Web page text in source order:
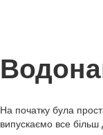
На початку була
випускаємо все більш